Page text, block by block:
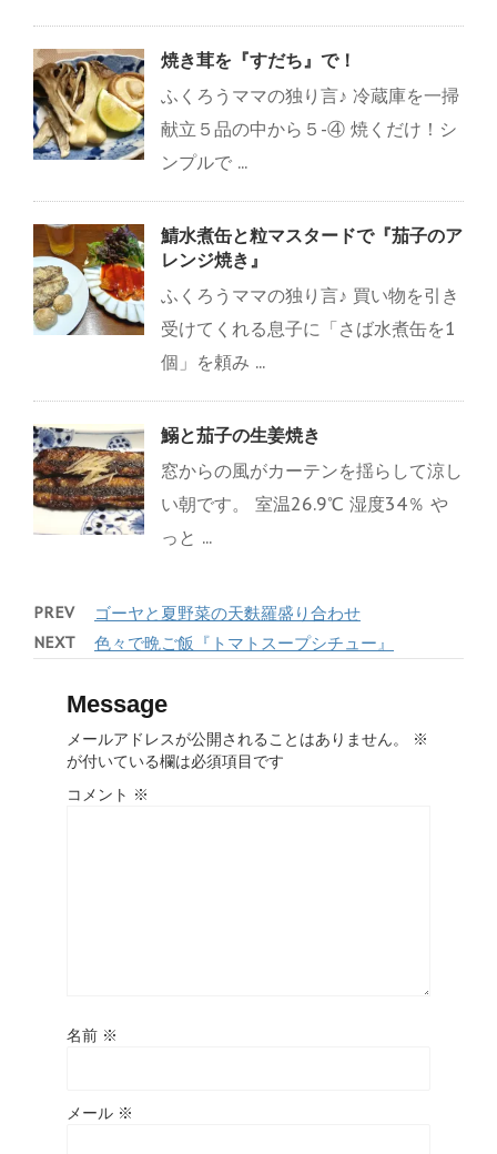
焼き茸を『すだち』で！
ふくろうママの独り言♪ 冷蔵庫を一掃
献立５品の中から５-④ 焼くだけ！シ
ンプルで ...
鯖水煮缶と粒マスタードで『茄子のア
レンジ焼き』
ふくろうママの独り言♪ 買い物を引き
受けてくれる息子に「さば水煮缶を1
個」を頼み ...
鰯と茄子の生姜焼き
窓からの風がカーテンを揺らして涼し
い朝です。 室温26.9℃ 湿度34％ や
っと ...
PREV ゴーヤと夏野菜の天麩羅盛り合わせ
NEXT 色々で晩ご飯『トマトスープシチュー』
Message
メールアドレスが公開されることはありません。
※
が付いている欄は必須項目です
コメント ※
名前 ※
メール ※